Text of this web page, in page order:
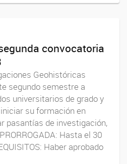
convocatoria
Geohistóricas
segundo semestre a
universitarios de grado y
su formación en
pasantías de investigación,
Hasta el 30
Haber aprobado